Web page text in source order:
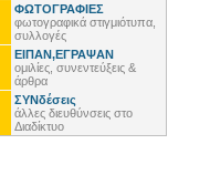
ΦΩΤΟΓΡΑΦΙΕΣ
φωτογραφικά στιγμιότυπα,
συλλογές
ΕΙΠΑΝ,ΕΓΡΑΨΑΝ
ομιλίες, συνεντεύξεις &
άρθρα
ΣΥΝδέσεις
άλλες διευθύνσεις στο
Διαδίκτυο